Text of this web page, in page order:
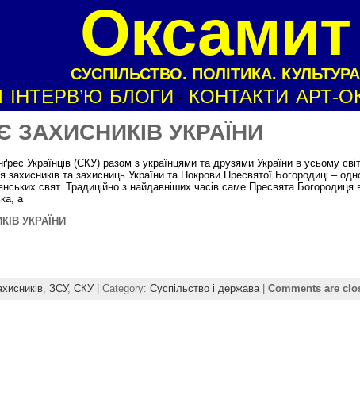
Оксамит
СУСПІЛЬСТВО. ПОЛІТИКА. КУЛЬТУРА
ІНТЕРВ’Ю БЛОГИ КОНТАКТИ АРТ-
УКРАЇНИ
Українців (СКУ) разом з українцями та друзями України в усьому
захисників та захисниць України та Покрови Пресвятої Богородиці –
свят. Традиційно з найдавніших часів саме Пресвята Богородиця
а
УКРАЇНИ
ЗСУ, СКУ | Category: Суспільство і держава | Comments are